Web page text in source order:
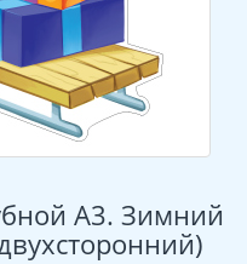
А3. Зимний